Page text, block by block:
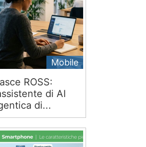
Mobile
ROSS:
di AI
di...